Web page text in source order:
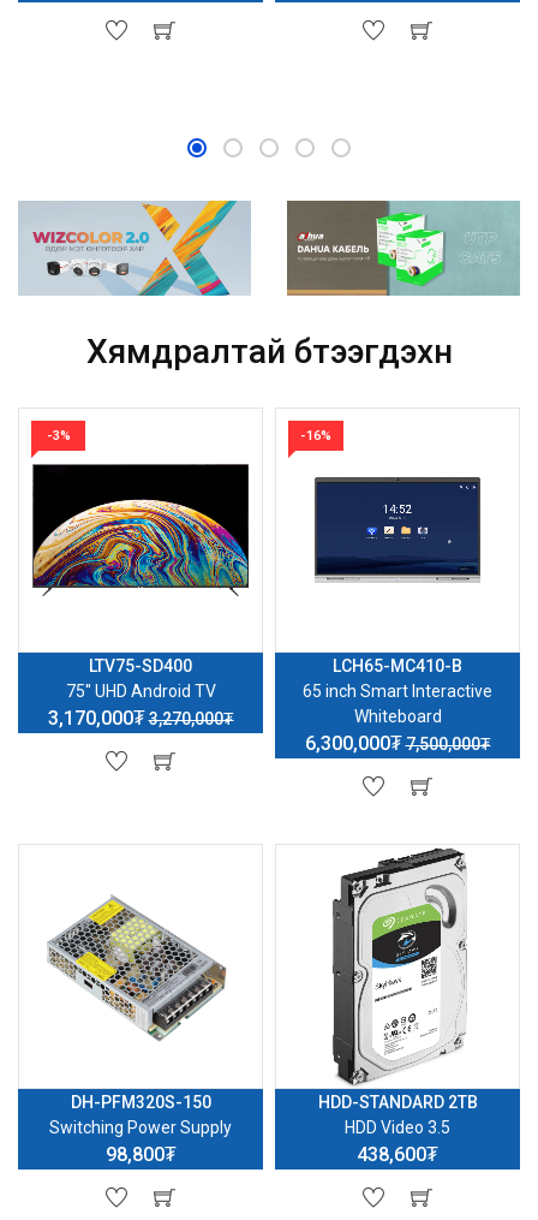
Хямдралтай бүтээгдэхүүн
-3%
LTV75-SD400
75'' UHD Android TV
3,170,000₮3,270,000₮
-16%
LCH65-MC410-B
65 inch Smart Interactive
Whiteboard
6,300,000₮7,500,000₮
DH-PFM320S-150
Switching Power Supply
98,800₮
HDD-STANDARD 2TB
HDD Video 3.5
438,600₮